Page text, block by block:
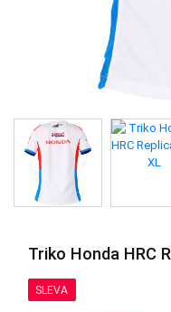
Triko Honda HRC
SLEVA